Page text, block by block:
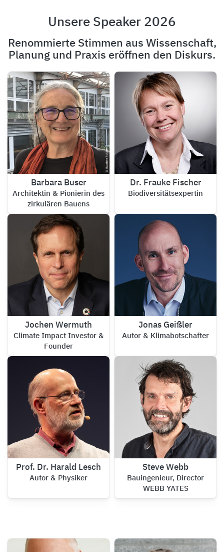
Unsere Speaker 2026
Renommierte Stimmen aus Wissenschaft,
Planung und Praxis eröffnen den Diskurs.
Barbara Buser
Architektin & Pionierin des
zirkulären Bauens
Dr. Frauke Fischer
Biodiversitätsexpertin
Jochen Wermuth
Climate Impact Investor &
Founder
Jonas Geißler
Autor & Klimabotschafter
Prof. Dr. Harald Lesch
Autor & Physiker
Steve Webb
Bauingenieur, Director
WEBB YATES